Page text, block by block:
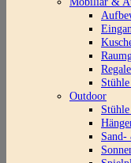
Outdoor
Sand-